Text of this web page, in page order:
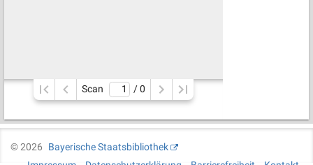
Scan / 0
©2026
Bayerische Staatsbibliothek